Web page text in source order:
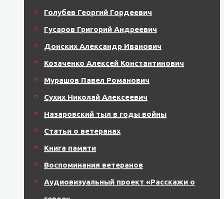
Голубев Георгий Гордеевич
Гусаров Григорий Андреевич
Донских Александр Иванович
Козаченко Алексей Константинович
Мурашов Павел Романович
Сухих Николай Алексеевич
Назаровский тыл в годы войны
Статьи о ветеранах
Книга памяти
Воспоминания ветеранов
Аудиовизуальный проект «Расскажи о